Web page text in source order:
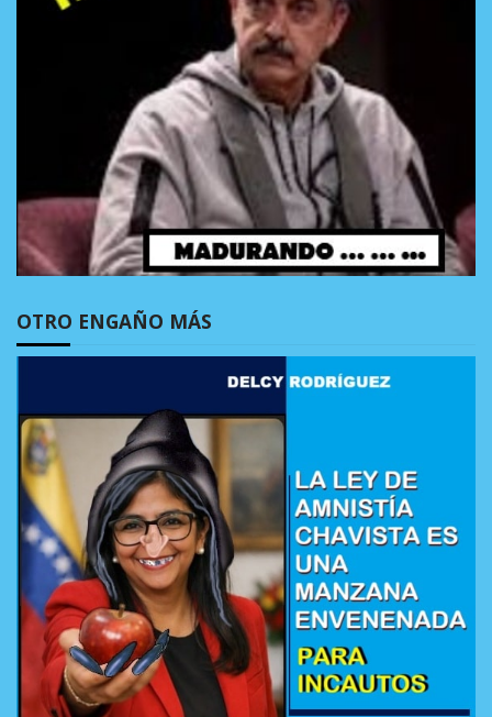
OTRO ENGAÑO MÁS